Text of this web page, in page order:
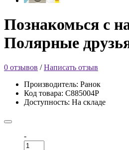
Познакомься с
Полярные
0 отзывов /Написать отзыв
Производитель: Ранок
Код товара: С885004Р
Доступность: На складе
-